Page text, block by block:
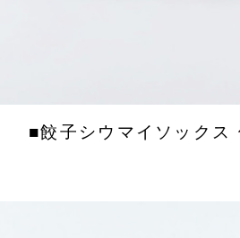
■餃子シウマイソック